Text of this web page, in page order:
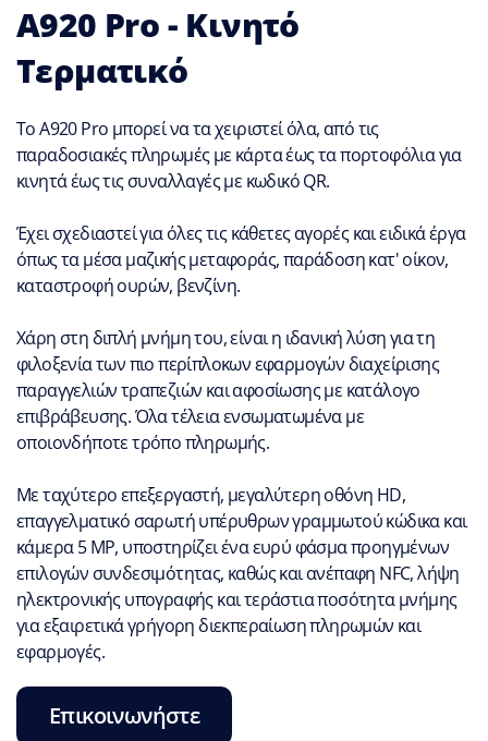
A920 Pro - Κινητό
Τερματικό
Το A920 Pro μπορεί να τα χειριστεί όλα, από τις
παραδοσιακές πληρωμές με κάρτα έως τα πορτοφόλια για
κινητά έως τις συναλλαγές με κωδικό QR.
Έχει σχεδιαστεί για όλες τις κάθετες αγορές και ειδικά έργα
όπως τα μέσα μαζικής μεταφοράς, παράδοση κατ' οίκον,
καταστροφή ουρών, βενζίνη.
Χάρη στη διπλή μνήμη του, είναι η ιδανική λύση για τη
φιλοξενία των πιο περίπλοκων εφαρμογών διαχείρισης
παραγγελιών τραπεζιών και αφοσίωσης με κατάλογο
επιβράβευσης. Όλα τέλεια ενσωματωμένα με
οποιονδήποτε τρόπο πληρωμής.
Με ταχύτερο επεξεργαστή, μεγαλύτερη οθόνη HD,
επαγγελματικό σαρωτή υπέρυθρων γραμμωτού κώδικα και
κάμερα 5 MP, υποστηρίζει ένα ευρύ φάσμα προηγμένων
επιλογών συνδεσιμότητας, καθώς και ανέπαφη NFC, λήψη
ηλεκτρονικής υπογραφής και τεράστια ποσότητα μνήμης
για εξαιρετικά γρήγορη διεκπεραίωση πληρωμών και
εφαρμογές.
Επικοινωνήστε